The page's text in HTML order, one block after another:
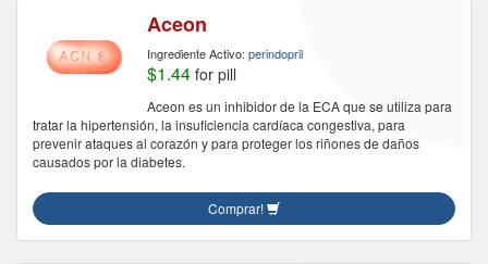
Aceon
Ingrediente Activo: perindopril
$1.44 for pill
Aceon es un inhibidor de la ECA que se utiliza para
tratar la hipertensión, la insuficiencia cardíaca congestiva, para
prevenir ataques al corazón y para proteger los riñones de daños
causados ​​por la diabetes.
Comprar!